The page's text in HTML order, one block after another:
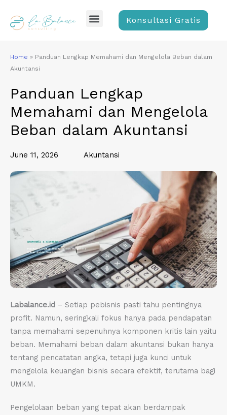
content
Menu Konsultasi Gratis
Home » Panduan Lengkap Memahami dan Mengelola Beban dalam
Akuntansi
Panduan Lengkap
Memahami dan Mengelola
Beban dalam Akuntansi
June 11, 2026 Akuntansi
Labalance.id – Setiap pebisnis pasti tahu pentingnya
profit. Namun, seringkali fokus hanya pada pendapatan
tanpa memahami sepenuhnya komponen kritis lain yaitu
beban. Memahami beban dalam akuntansi bukan hanya
tentang pencatatan angka, tetapi juga kunci untuk
mengelola keuangan bisnis secara efektif, terutama bagi
UMKM.
Pengelolaan beban yang tepat akan berdampak